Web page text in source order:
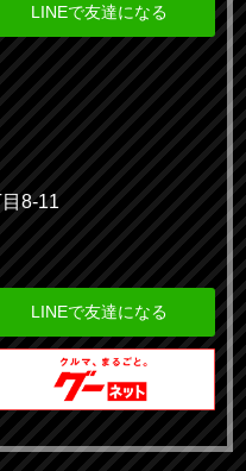
LINEで友達になる
8-11
LINEで友達になる